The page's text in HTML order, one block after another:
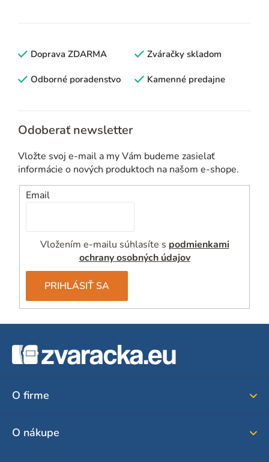
a
p
v
ý
v
n
e
Doprava ZDARMA Zváračky skladom
Odborné poradenstvo Kamenné predajne
Odoberať newsletter
Vložte svoj e-mail a my Vám budeme zasielať
informácie o nových produktoch na našom e-shope.
Email
Vložením e-mailu súhlasíte s podmienkami
ochrany osobných údajov
PRIHLÁSIŤ SA
O firme
O nákupe